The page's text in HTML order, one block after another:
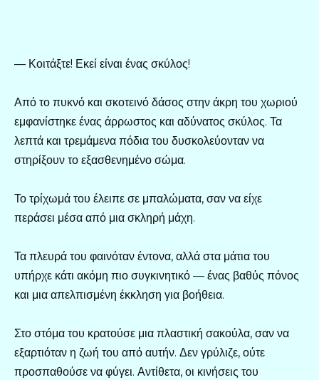
— Κοιτάξτε! Εκεί είναι ένας σκύλος!
Από το πυκνό και σκοτεινό δάσος στην άκρη του χωριού
εμφανίστηκε ένας άρρωστος και αδύνατος σκύλος. Τα
λεπτά και τρεμάμενα πόδια του δυσκολεύονταν να
στηρίξουν το εξασθενημένο σώμα.
Το τρίχωμά του έλειπε σε μπαλώματα, σαν να είχε
περάσει μέσα από μια σκληρή μάχη.
Τα πλευρά του φαινόταν έντονα, αλλά στα μάτια του
υπήρχε κάτι ακόμη πιο συγκινητικό — ένας βαθύς πόνος
και μια απελπισμένη έκκληση για βοήθεια.
Στο στόμα του κρατούσε μια πλαστική σακούλα, σαν να
εξαρτιόταν η ζωή του από αυτήν. Δεν γρύλιζε, ούτε
προσπαθούσε να φύγει. Αντίθετα, οι κινήσεις του